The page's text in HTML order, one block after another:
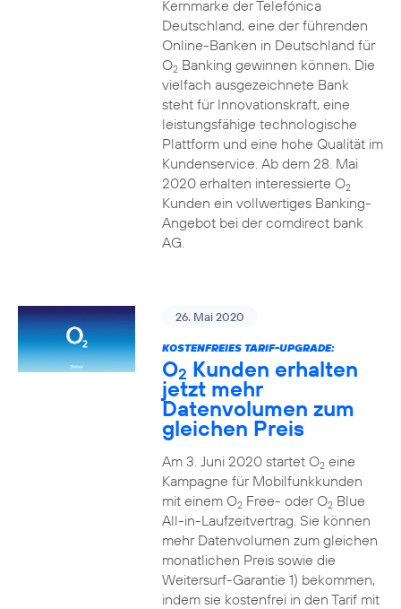
Kernmarke der Telefónica
Deutschland, eine der führenden
Online-Banken in Deutschland für
O2Banking gewinnen können. Die
vielfach ausgezeichnete Bank
steht für Innovationskraft, eine
leistungsfähige technologische
Plattform und eine hohe Qualität im
Kundenservice. Ab dem 28. Mai
2020 erhalten interessierte O2
Kunden ein vollwertiges Banking-
Angebot bei der comdirect bank
AG.
26. Mai 2020
KOSTENFREIES TARIF-UPGRADE:
O2 Kunden erhalten
jetzt mehr
Datenvolumen zum
gleichen Preis
Am 3. Juni 2020 startet O2eine
Kampagne für Mobilfunkkunden
mit einem O2Free- oder O2Blue
All-in-Laufzeitvertrag. Sie können
mehr Datenvolumen zum gleichen
monatlichen Preis sowie die
Weitersurf-Garantie 1) bekommen,
indem sie kostenfrei in den Tarif mit